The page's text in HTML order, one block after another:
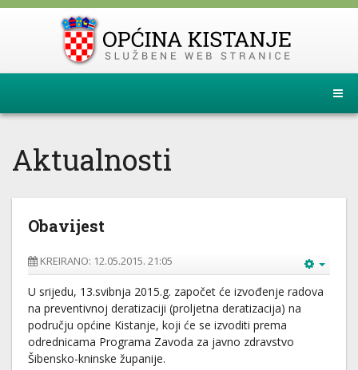
Aktualnosti
Obavijest
KREIRANO: 12.05.2015. 21:05
U srijedu, 13.svibnja 2015.g. započet će izvođenje radova
na preventivnoj deratizaciji (proljetna deratizacija) na
području općine Kistanje, koji će se izvoditi prema
odrednicama Programa Zavoda za javno zdravstvo
Šibensko-kninske županije.